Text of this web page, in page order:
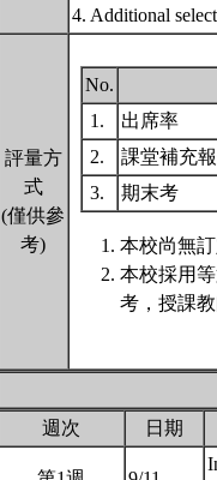
4. Additional
評量方
式
(僅供參
考)
No.
1.
出席率
2.
課堂補充
3.
期末考
本校尚無
本校採用
考，授課
週次
日期